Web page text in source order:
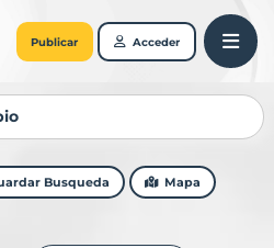
Publicar Acceder
Busqueda Mapa